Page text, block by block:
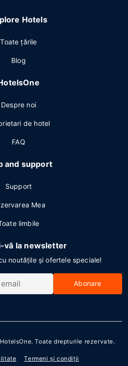
Hotels
Toate ţările
Blog
Despre noi
de hotel
FAQ
and support
Support
Mea
limbile
vă la newsletter
noutățile și ofertele speciale!
Abonare
HotelsOne. Toate drepturile rezervate.
Termeni şi condiţii